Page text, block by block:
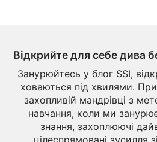
Відкрийте для себе дива
Занурюйтесь у блог SSI,
ховаються під хвилями.
захопливій мандрівці з
навчання, коли ми
знання, захоплюючі
цілеспрямовані зусилля